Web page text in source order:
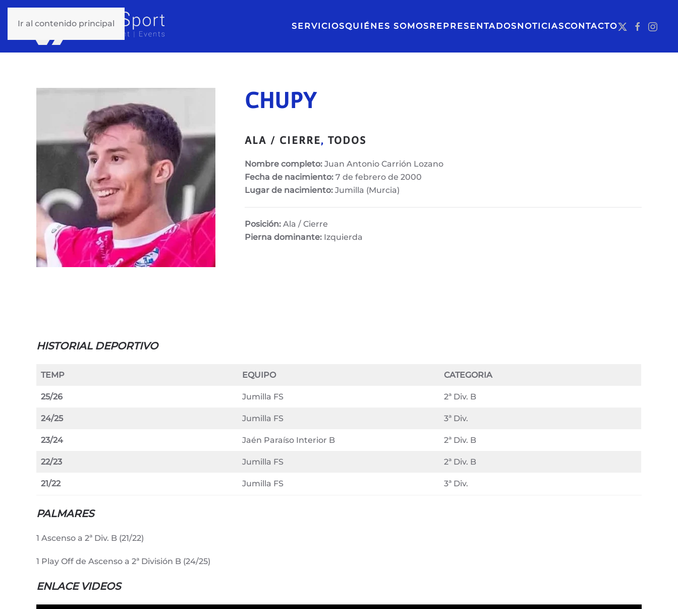
Ir al contenido principal SERVICIOSQUIÉNES SOMOSREPRESENTADOSNOTICIASCONTACTO
CHUPY
ALA / CIERRE,TODOS
Nombre completo:Juan Antonio Carrión Lozano
Fecha de nacimiento:7 de febrero de 2000
Lugar de nacimiento:Jumilla (Murcia)
Posición:Ala / Cierre
Pierna dominante: Izquierda
HISTORIAL DEPORTIVO
TEMP EQUIPO CATEGORIA
25/26 Jumilla FS 2ª Div. B
24/25 Jumilla FS 3ª Div.
23/24 Jaén Paraíso Interior B 2ª Div. B
22/23 Jumilla FS 2ª Div. B
21/22 Jumilla FS 3ª Div.
PALMARES
1 Ascenso a 2ª Div. B (21/22)
1 Play Off de Ascenso a 2ª División B (24/25)
ENLACE VIDEOS